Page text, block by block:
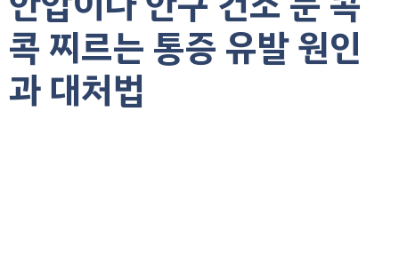
콕 찌르는 통증 유발 원인
과 대처법